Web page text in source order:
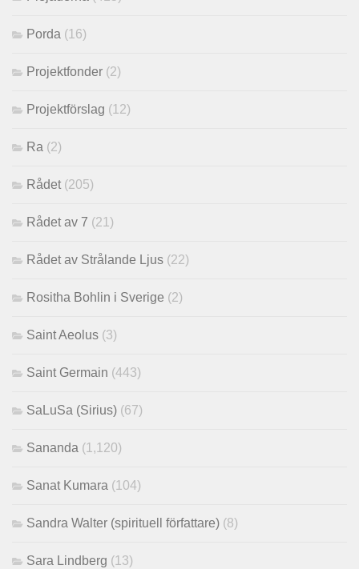
Porda (16)
Projektfonder (2)
Projektförslag (12)
Ra (2)
Rådet (205)
Rådet av 7 (21)
Rådet av Strålande Ljus (22)
Rositha Bohlin i Sverige (2)
Saint Aeolus (3)
Saint Germain (443)
SaLuSa (Sirius) (67)
Sananda (1,120)
Sanat Kumara (104)
Sandra Walter (spirituell författare) (8)
Sara Lindberg (13)